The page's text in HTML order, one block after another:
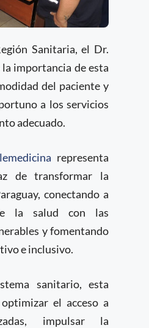
Sanitaria, el Dr.
importancia de esta
del paciente y
a los servicios
adecuado.
representa
de transformar la
conectando a
la salud con las
y fomentando
e inclusivo.
sanitario, esta
el acceso a
impulsar la